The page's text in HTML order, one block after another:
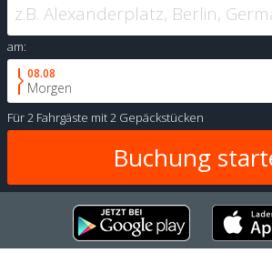
am:
08.08
Morgen
Für2 Fahrgäste mit2 Gepäckstücken